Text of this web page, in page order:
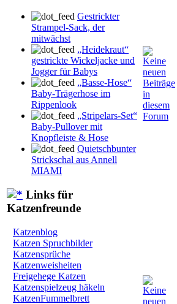
Gestrickter
Strampel-Sack, der
mitwächst
„Heidekraut“
gestrickte Wickeljacke und
Jogger für Babys
„Basse-Hose“
Baby-Trägerhose im
Rippenlook
„Stripelars-Set“
Baby-Pullover mit
Knopfleiste & Hose
Quietschbunter
Strickschal aus Annell
MIAMI
Links für
Katzenfreunde
Katzenblog
Katzen Spruchbilder
Katzensprüche
Katzenweisheiten
Freigehege Katzen
Katzenspielzeug häkeln
KatzenFummelbrett